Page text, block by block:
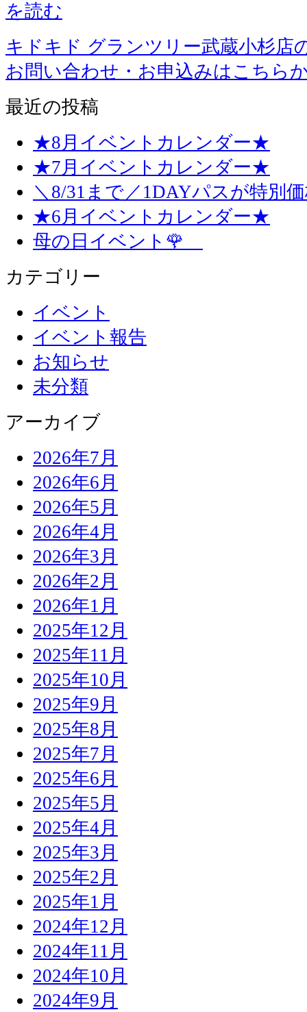
を読む
キドキド グランツリー武蔵小杉店
お問い合わせ・お申込みはこちら
最近の投稿
★8月イベントカレンダー★
★7月イベントカレンダー★
＼8/31まで／1DAYパスが特別
★6月イベントカレンダー★
母の日イベント🌹
カテゴリー
イベント
イベント報告
お知らせ
未分類
アーカイブ
2026年7月
2026年6月
2026年5月
2026年4月
2026年3月
2026年2月
2026年1月
2025年12月
2025年11月
2025年10月
2025年9月
2025年8月
2025年7月
2025年6月
2025年5月
2025年4月
2025年3月
2025年2月
2025年1月
2024年12月
2024年11月
2024年10月
2024年9月